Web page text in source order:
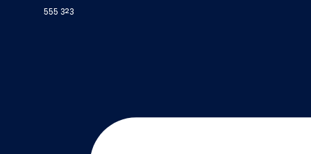
555 323